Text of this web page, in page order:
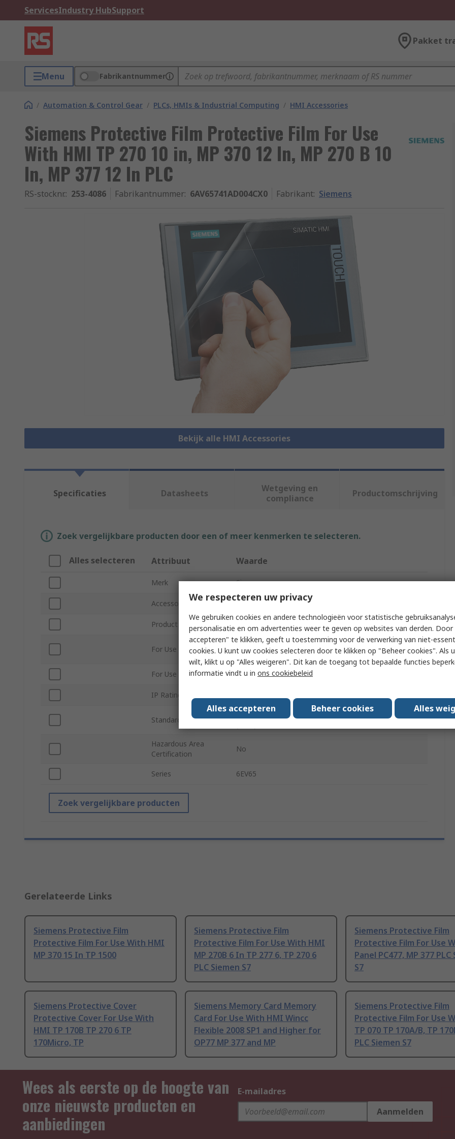
ServicesIndustry HubSupport
Pakket
Menu Fabrikantnummer
/ Automation & Control Gear / PLCs, HMIs & Industrial Computing / HMI Accessories
Siemens Protective Film Protective Film For Use
With HMI TP 270 10 in, MP 370 12 In, MP 270 B 10
In, MP 377 12 In PLC
RS-stocknr.: 253-4086 Fabrikantnummer: 6AV65741AD004CX0 Fabrikant: Siemens
Bekijk alle HMI Accessories
Specificaties Datasheets
Wetgeving en
compliance
Productomschrijving
Zoek vergelijkbare producten door een of meer kenmerken te selecteren.
Alles selecteren Attribuut Waarde
Merk Siemens
Accessory Type Protective Film
Product Type Protective Film
For Use With HMI
TP 270 10 in, MP 370 12 In, MP 270 B 10 In, MP 377
12 In
For Use With PLC Siemen S7
IP Rating
Standards/Approvals
EAC, Directive 2014/35/EC, KCC, UL, SEMI F47, C-Tick
Hazardous Area
Certification
No
Series 6EV65
Zoek vergelijkbare producten
Gerelateerde Links
Siemens Protective Film
Protective Film For Use With HMI
MP 370 15 In TP 1500
Siemens Protective Film
Protective Film For Use With HMI
MP 270B 6 In TP 277 6, TP 270 6
PLC Siemen S7
Siemens Protective Film
Protective Film For Use
Panel PC477, MP 377 PLC
S7
Siemens Protective Cover
Protective Cover For Use With
HMI TP 170B TP 270 6 TP
170Micro, TP
Siemens Memory Card Memory
Card For Use With HMI Wincc
Flexible 2008 SP1 and Higher for
OP77 MP 377 and MP
Siemens Protective Film
Protective Film For Use
TP 070 TP 170A/B, TP
PLC Siemen S7
Wees als eerste op de hoogte van
onze nieuwste producten en
aanbiedingen
E-mailadres
Aanmelden
We respecteren uw privacy
We gebruiken cookies en andere technologieën voor statistische
personalisatie en om advertenties weer te geven op websites van derden. Door
accepteren" te klikken, geeft u toestemming voor de verwerking van niet-
cookies. U kunt uw cookies selecteren door te klikken op "Beheer cookies". Als
wilt, klikt u op "Alles weigeren". Dit kan de toegang tot bepaalde functies
informatie vindt u in ons cookiebeleid
Alles accepteren Beheer cookies Alles